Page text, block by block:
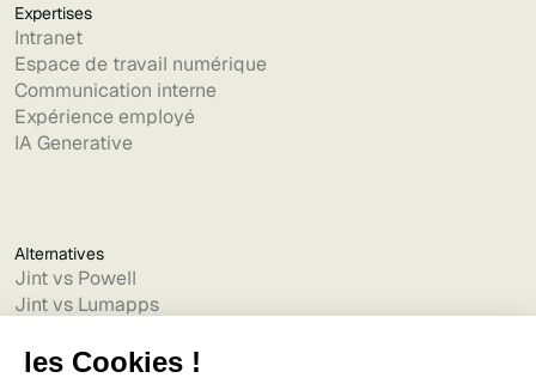
Expertises
Intranet
Espace de travail numérique
Communication interne
Expérience employé
IA Generative
Alternatives
Jint vs Powell
Jint vs Lumapps
Jint vs Jalios